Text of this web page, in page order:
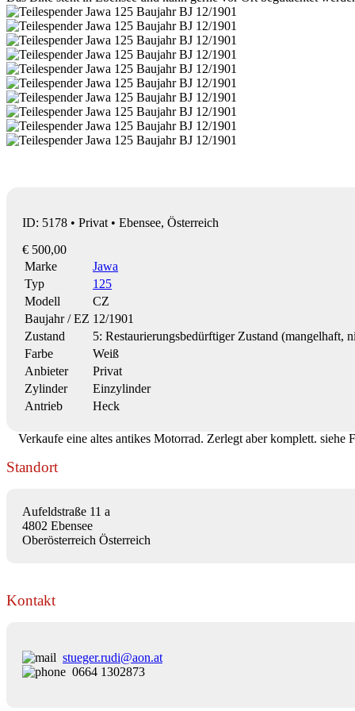
ID: 5178 • Privat • Ebensee, Österreich
€ 500,00
Marke
Jawa
Typ
125
Modell
CZ
Baujahr / EZ 12/1901
Zustand
5: Restaurierungsbedürftiger Zustand (mangelhaft,
Farbe
Weiß
Anbieter
Privat
Zylinder
Einzylinder
Antrieb
Heck
Verkaufe eine altes antikes Motorrad. Zerlegt aber komplett. siehe
Standort
Aufeldstraße 11 a
4802 Ebensee
Oberösterreich Österreich
Kontakt
stueger.rudi@aon.at
0664 1302873